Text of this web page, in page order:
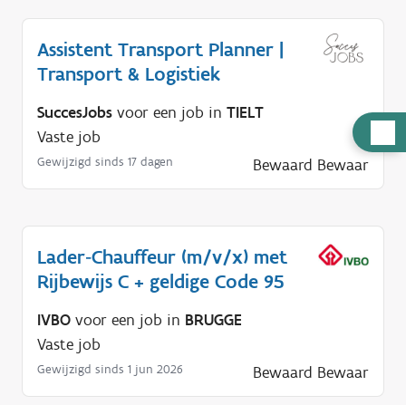
u
n
o
Assistent Transport Planner |
Transport & Logistiek
SuccesJobs voor een job in TIELT
Vaste job
Gewijzigd sinds 17 dagen Bewaard Bewaar
Lader‑Chauffeur (m/v/x) met
Rijbewijs C + geldige Code 95
IVBO voor een job in BRUGGE
Vaste job
Gewijzigd sinds 1 jun 2026 Bewaard Bewaar